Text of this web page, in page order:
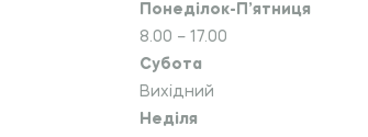
Понеділок-П’ятниця
8.00 – 17.00
Субота
Вихідний
Неділя